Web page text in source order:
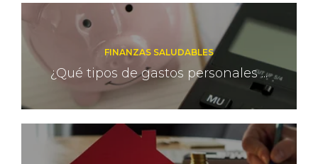
FINANZAS SALUDABLES
¿Qué tipos de gastos personales ...